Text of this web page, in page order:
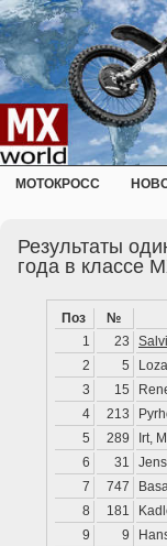
МОТОКРОСС
Результаты
года в классе
Поз №
1
23
2
5
3
15
4
213
5
289 Irt,
6
31
7
747
8
181
9
9